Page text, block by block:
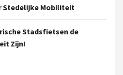
Stedelijke Mobiliteit
Stadsfietsen de
Zijn!